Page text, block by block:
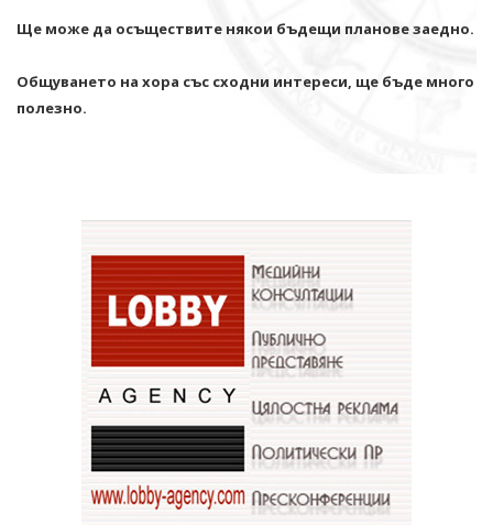
Ще може да осъществите някои бъдещи планове заедно.
Общуването на хора със сходни интереси, ще бъде много
полезно.